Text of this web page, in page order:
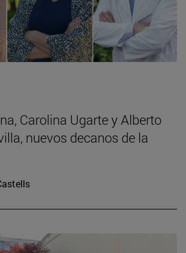
Carolina Ugarte y Alberto
nuevos decanos de la